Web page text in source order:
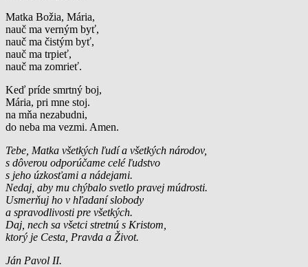
Matka Božia, Mária,
nauč ma verným byť,
nauč ma čistým byť,
nauč ma trpieť,
nauč ma zomrieť.
Keď príde smrtný boj,
Mária, pri mne stoj.
na mňa nezabudni,
do neba ma vezmi. Amen.
Tebe, Matka všetkých ľudí a všetkých národov,
s dôverou odporúčame celé ľudstvo
s jeho úzkosťami a nádejami.
Nedaj, aby mu chýbalo svetlo pravej múdrosti.
Usmerňuj ho v hľadaní slobody
a spravodlivosti pre všetkých.
Daj, nech sa všetci stretnú s Kristom,
ktorý je Cesta, Pravda a Život.
Ján Pavol II.